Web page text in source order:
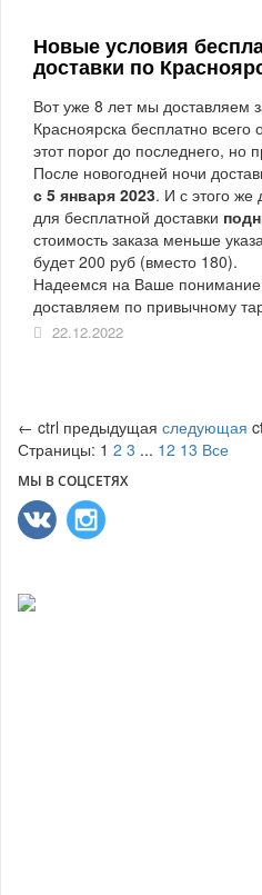
Новые условия
доставки по
Вот уже 8 лет мы доставляем
Красноярска бесплатно
этот порог до последнего,
После новогодней ночи
с 5 января 2023. И с этого
для бесплатной доставки
стоимость заказа меньше
будет 200 руб (вместо 180).
Надеемся на Ваше понимание
доставляем по привычному
22.12.2022
← ctrl предыдущая следующая
Страницы: 1 2 3 ... 12 13 Все
МЫ В СОЦСЕТЯХ